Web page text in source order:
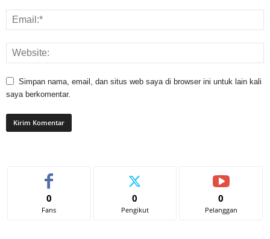
Simpan nama, email, dan situs web saya di browser ini untuk lain kali
saya berkomentar.
0
Fans
0
Pengikut
0
Pelanggan